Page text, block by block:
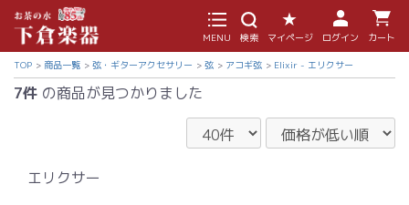
MENU 検索 マイページ ログイン カート
TOP 商品一覧 弦・ギターアクセサリー 弦 アコギ弦 Elixir - エリクサー
7件 の商品が見つかりました
エリクサー